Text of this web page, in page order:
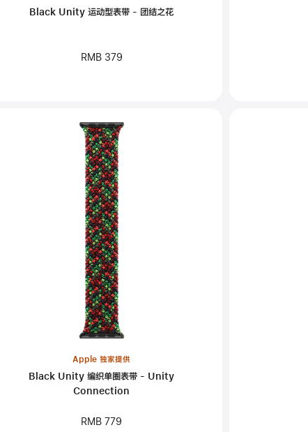
Black Unity 运动型表带 - 团结之花
RMB 379
Apple 独家提供
Black Unity 编织单圈表带 - Unity
Connection
RMB 779